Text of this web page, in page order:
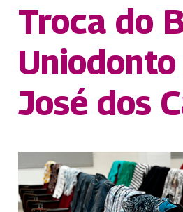
Troca do
José dos